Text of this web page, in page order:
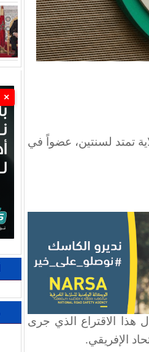
تمتد لسنتين، عضواً في
من ثلثي الأصوات (34 صوتاً) خلال هذا الاقتراع الذي جرى
الإفريقي.
×